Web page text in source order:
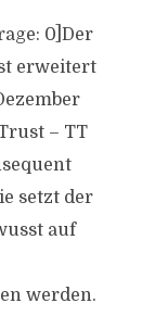
0]Der
erweitert
– TT
setzt der
auf
werden.